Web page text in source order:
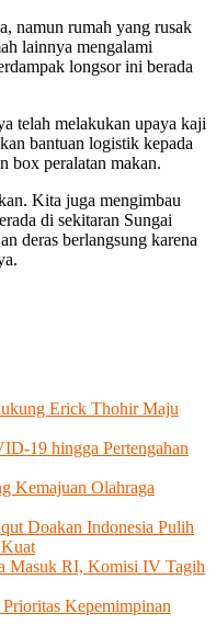
namun rumah yang rusak
lainnya mengalami
longsor ini berada
telah melakukan upaya kaji
bantuan logistik kepada
box peralatan makan.
Kita juga mengimbau
di sekitaran Sungai
deras berlangsung karena
Erick Thohir Maju
19 hingga Pertengahan
Kemajuan Olahraga
Doakan Indonesia Pulih
Masuk RI, Komisi IV Tagih
Kepemimpinan